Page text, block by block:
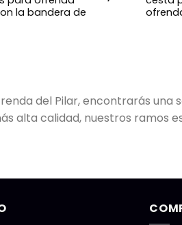
la bandera de
del Pilar, encontrarás
alta calidad, nuestros